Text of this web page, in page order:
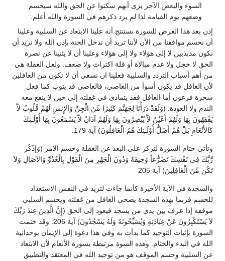
السوء والبعض الآخر يرى أنهم سكتوا عن الحق والله سيحسم
وضعهم يوم القيامة لذا لم يرد ذكرهم في السورة والله أعلم.
إذن بعد هذا العرض للسورة نستنتج أنه علينا الابتعاد عن السلبية وعلينا
أن نحسم مواقفنا من الآن لأننا تريد أن ندخل الجنة بإذن الله ولا نريد أن
نكون مذبذبين لا إلى هؤلاء ولا إلى هؤلاء وعلينا أن لا يثنينا عن نصرة
الحق لا خجل ولا عدم مبالاة أو قلة اكتراث ولا ضعف. ولعل الغفلة هي
من أهم أسباب التردد والسلبية فعلينا ان نسعى أن لا نكون من الغافلين
لأن الغافل قد يكون أسوأ من العاصي، فالعاصي قد يتوب كما فعل
سحرة فرعون أما الغافل فقد يتمادى في غفلته إلى حين لا ينفع معه
الندم ولا العودة. (وَلَقَدْ ذَرَأْنَا لِجَهَنَّمَ كَثِيرًا مِّنَ الْجِنِّ وَالإِنسِ لَهُمْ قُلُوبٌ لاَّ
يَفْقَهُونَ بِهَا وَلَهُمْ أَعْيُنٌ لاَّ يُبْصِرُونَ بِهَا وَلَهُمْ آذَانٌ لاَّ يَسْمَعُونَ بِهَا أُوْلَـئِكَ
كَالأَنْعَامِ بَلْ هُمْ أَضَلُّ أُوْلَـئِكَ هُمُ الْغَافِلُونَ) آية 179.
وتأتي ختام السورة لتركز على البعد عن الغفلة وحسم الامر (وَإذْكُر
رَّبَّكَ فِي نَفْسِكَ تَضَرُّعاً وَخِيفَةً وَدُونَ الْجَهْرِ مِنَ الْقَوْلِ بِالْغُدُوِّ وَالآصَالِ وَلاَ
تَكُن مِّنَ الْغَافِلِينَ) آية 205
والسجدة في الآية الأخيرة كأنما جاءت لتزيد في النفس الاستعداد
للحسم فربما بهذه السجدة يصحى الغافل من غفلته ويحسم السلبي
موقفه إذا عرف بين يدي من يسجد فيعود إلى الحق (إِنَّ الَّذِينَ عِندَ رَبِّكَ
لاَ يَسْتَكْبِرُونَ عَنْ عِبَادَتِهِ وَيُسَبِّحُونَهُ وَلَهُ يَسْجُدُونَ) آية 206. وقد ختمت
السورة بإثبات التوحيد كما بدأت به وفي هذا دعوة إلى الإيمان بوحدانية
الله في البدء والختام. وهذه السوة مرتبطة بسورة الأنعام لأن الابتعاد
عن السلبية وحسم الموقف هو من توحيد الله في المعتقد والتطبيق